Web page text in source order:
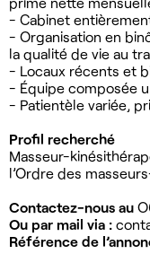
- Cabinet
- Organisation en
la qualité de vie au
- Locaux récents et
- Équipe composée
- Patientèle variée,
Profil recherché
Masseur-
l’Ordre des
Contactez-nous au
Ou par mail via :
Référence de